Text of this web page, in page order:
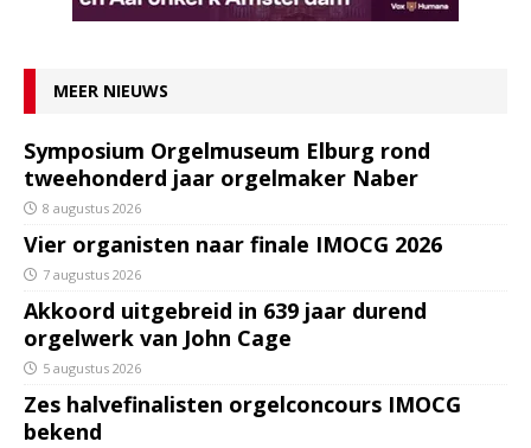
MEER NIEUWS
Symposium Orgelmuseum Elburg rond
tweehonderd jaar orgelmaker Naber
8 augustus 2026
Vier organisten naar finale IMOCG 2026
7 augustus 2026
Akkoord uitgebreid in 639 jaar durend
orgelwerk van John Cage
5 augustus 2026
Zes halvefinalisten orgelconcours IMOCG
bekend